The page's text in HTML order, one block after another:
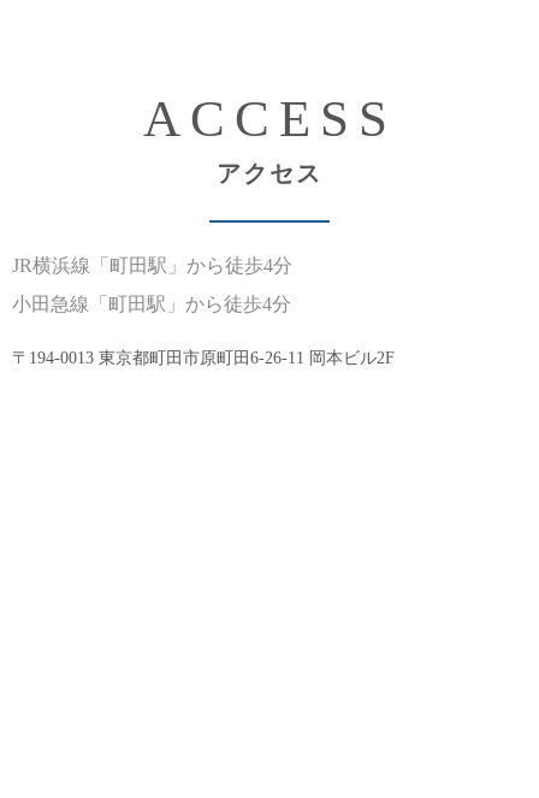
ACCESS
アクセス
JR横浜線 「町田駅」から徒歩4分
小田急線 「町田駅」から徒歩4分
〒194-0013 東京都町田市原町田6-26-11 岡本ビル2F